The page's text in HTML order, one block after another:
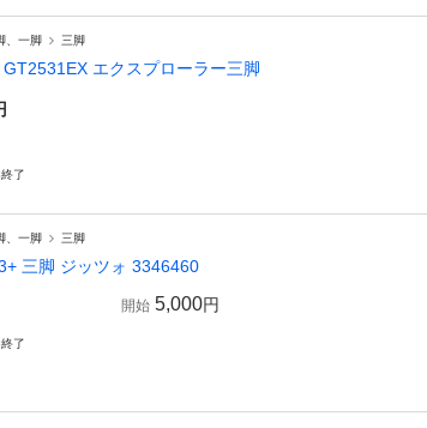
、一脚 三脚
エクスプローラー三脚
終了
、一脚 三脚
三脚 ジッツォ 3346460
開始 5,000円
終了